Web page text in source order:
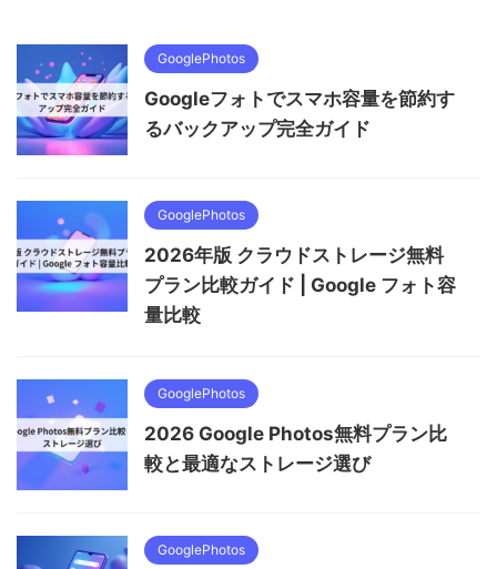
GooglePhotos
Googleフォトでスマホ容量を節約す
るバックアップ完全ガイド
GooglePhotos
2026年版 クラウドストレージ無料
プラン比較ガイド | Google フォト容
量比較
GooglePhotos
2026 Google Photos無料プラン比
較と最適なストレージ選び
GooglePhotos